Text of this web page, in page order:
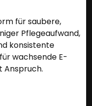
für saubere,
Pflegeaufwand,
konsistente
wachsende E-